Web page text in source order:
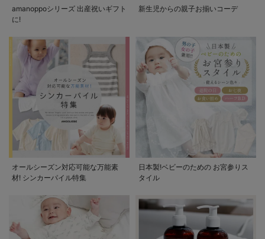
amanoppoシリーズ 出産祝いギフト
に!
新生児からの親子お揃いコーデ
オールシーズン対応可能な万能素
材! シンカーパイル特集
日本製!ベビーのための お宮参りス
タイル